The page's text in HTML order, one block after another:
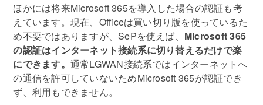
ほかには将来Microsoft 365を導入した場合の認証も考
えています。現在、Officeは買い切り版を使っているた
め不要ではありますが、SePを使えば、 Microsoft 365
の認証はインターネット接続系に切り替えるだけで楽
にできます。 通常LGWAN接続系ではインターネットへ
の通信を許可していないためMicrosoft 365が認証でき
ず、利用もできません。